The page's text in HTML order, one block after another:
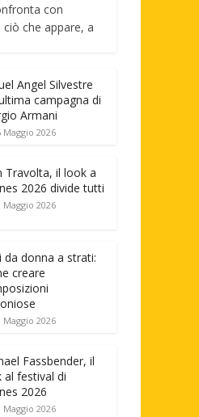
con
ciò che appare, a
Angel Silvestre
campagna di
Armani
Maggio 2026
Travolta, il look a
2026 divide tutti
Maggio 2026
da donna a strati:
creare
Maggio 2026
Fassbender, il
al festival di
2026
Maggio 2026